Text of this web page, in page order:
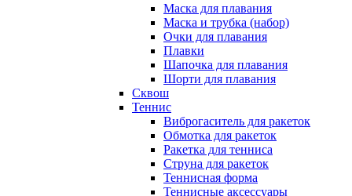
Маска для плавания
Маска и трубка (набор)
Очки для плавания
Плавки
Шапочка для плавания
Шорти для плавания
Сквош
Теннис
Виброгаситель для ракеток
Обмотка для ракеток
Ракетка для тенниса
Струна для ракеток
Теннисная форма
Теннисные аксессуары